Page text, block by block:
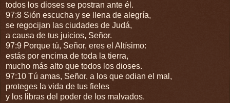
todos los dioses se postran ante él.
97:8 Sión escucha y se llena de alegría,
se regocijan las ciudades de Judá,
a causa de tus juicios, Señor.
97:9 Porque tú, Señor, eres el Altísimo:
estás por encima de toda la tierra,
mucho más alto que todos los dioses.
97:10 Tú amas, Señor, a los que odian el mal,
proteges la vida de tus fieles
y los libras del poder de los malvados.